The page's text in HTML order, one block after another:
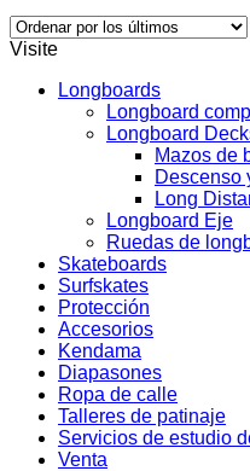
Visite
Longboards
Longboard
Longboard
Mazos de
Descenso
Long
Longboard Eje
Ruedas de
Skateboards
Surfskates
Protección
Accesorios
Kendama
Diapasones
Ropa de calle
Talleres de patinaje
Servicios de estudio
Venta